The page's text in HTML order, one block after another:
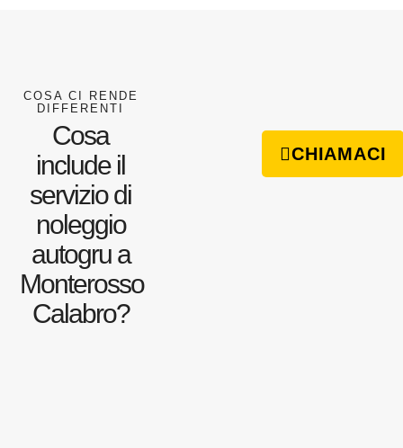
COSA CI RENDE
DIFFERENTI
Cosa
include il
servizio di
noleggio
autogru a
Monterosso
Calabro?
CHIAMACI